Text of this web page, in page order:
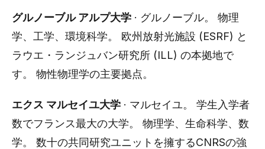
グルノーブル アルプ大学 · グルノーブル。 物理
学、工学、環境科学。 欧州放射光施設 (ESRF) と
ラウエ・ランジュバン研究所 (ILL) の本拠地で
す。 物性物理学の主要拠点。
エクス マルセイユ大学 · マルセイユ。 学生入学者
数でフランス最大の大学。 物理学、生命科学、数
学。 数十の共同研究ユニットを擁するCNRSの強